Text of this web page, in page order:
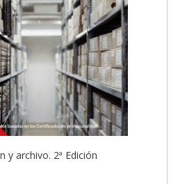
y archivo. 2ª Edición